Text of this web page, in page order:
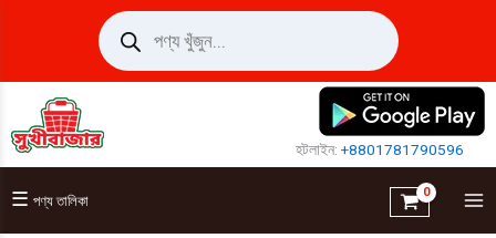
Products
search
হটলাইন:+8801781790596
☰ পণ্য তালিকা